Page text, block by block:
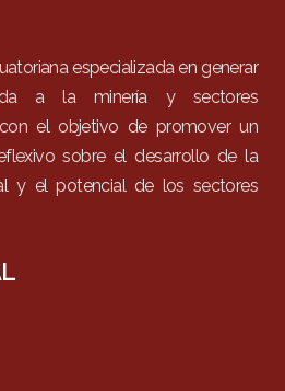
especializada en generar
a la minería y sectores
el objetivo de promover un
sobre el desarrollo de la
y el potencial de los sectores